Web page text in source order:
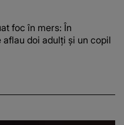
foc în mers: În
aflau doi adulți și un copil